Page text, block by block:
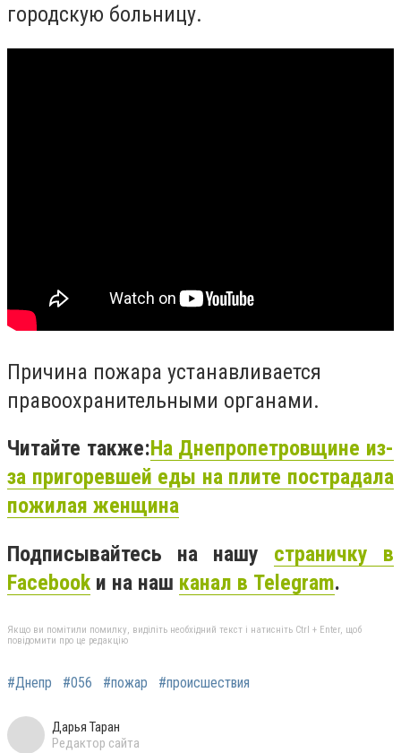
городскую больницу.
Причина пожара устанавливается
правоохранительными органами.
Читайте также:На Днепропетровщине из-
за пригоревшей еды на плите пострадала
пожилая женщина
Подписывайтесь на нашу страничку в
Facebook и на наш канал в Telegram.
Якщо ви помітили помилку, виділіть необхідний текст і натисніть Ctrl + Enter, щоб
повідомити про це редакцію
#Днепр #056 #пожар #происшествия
Дарья Таран
Редактор сайта